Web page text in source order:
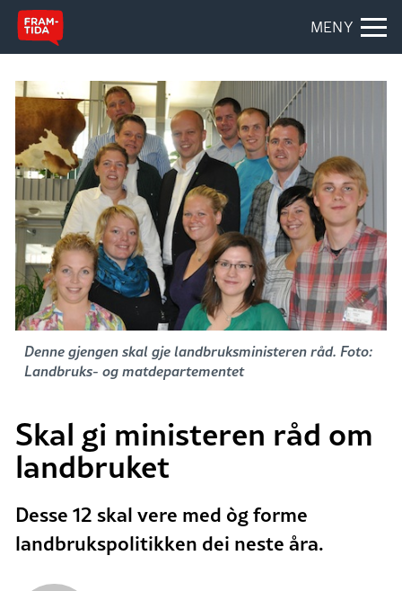
MENY
Denne gjengen skal gje landbruksministeren råd. Foto:
Landbruks- og matdepartementet
Skal gi ministeren råd om
landbruket
Desse 12 skal vere med òg forme
landbrukspolitikken dei neste åra.